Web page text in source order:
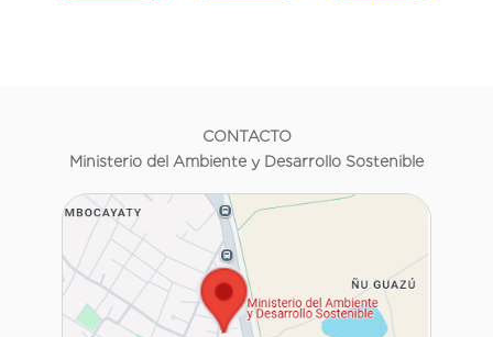
CONTACTO
Ministerio del Ambiente y Desarrollo Sostenible